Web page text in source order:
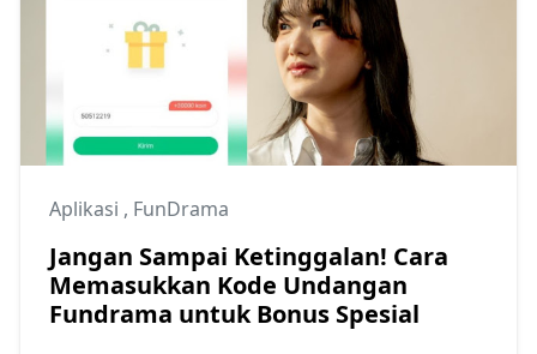
Aplikasi , FunDrama
Jangan Sampai Ketinggalan! Cara
Memasukkan Kode Undangan
Fundrama untuk Bonus Spesial